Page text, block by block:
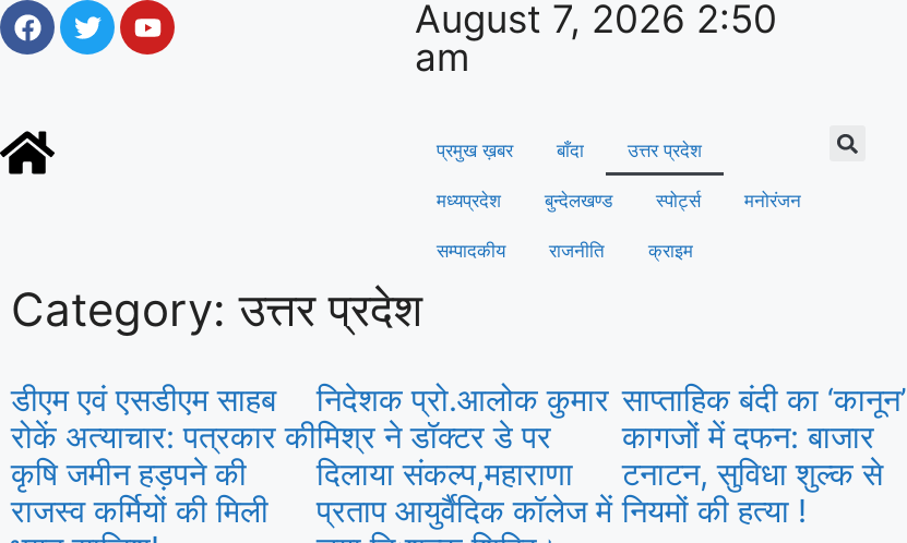
August 7, 2026 2:50
am
प्रमुख ख़बर बाँदा उत्तर प्रदेश
मध्यप्रदेश बुन्देलखण्ड स्पोर्ट्स मनोरंजन
सम्पादकीय राजनीति क्राइम
Category: उत्तर प्रदेश
डीएम एवं एसडीएम साहब
रोकें अत्याचार: पत्रकार की
कृषि जमीन हड़पने की
राजस्व कर्मियों की मिली
निदेशक प्रो.आलोक कुमार
मिश्र ने डॉक्टर डे पर
दिलाया संकल्प,महाराणा
प्रताप आयुर्वैदिक कॉलेज में
साप्ताहिक बंदी का ‘कानून’
कागजों में दफन: बाजार
टनाटन, सुविधा शुल्क से
नियमों की हत्या !